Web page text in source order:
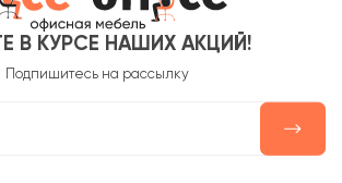
В КУРСЕ НАШИХ АКЦИЙ!
Подпишитесь на рассылку